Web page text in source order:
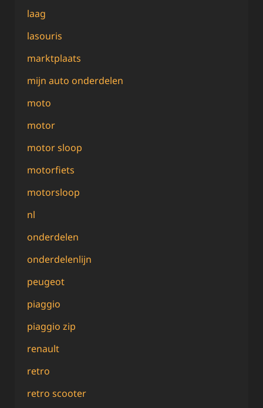
laag
lasouris
marktplaats
mijn auto onderdelen
moto
motor
motor sloop
motorfiets
motorsloop
nl
onderdelen
onderdelenlijn
peugeot
piaggio
piaggio zip
renault
retro
retro scooter